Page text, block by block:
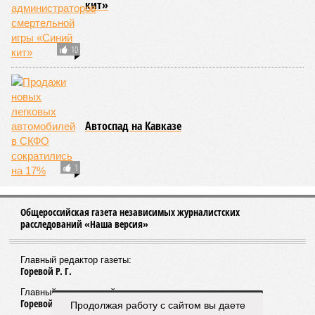
10
кит»
1
Автоспад на Кавказе
Общероссийская газета независимых журналистских
расследований «Наша версия»
Главный редактор газеты:
Горевой Р. Г.
Главный редактор сайта:
Горевой Р. Г.Продолжая работу с сайтом вы даете